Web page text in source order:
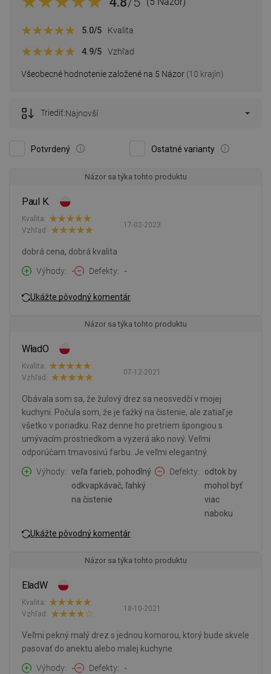
Všeobecné hodnotenie založené na 5 Názor (10 krajín)
5.0/5 Kvalita
4.9/5 Vzhľad
Potvrdený Ostatné varianty
Triediť:Najnovší
Názor sa týka tohto produktu
Paul K.
17-02-2023
Kvalita:
Vzhľad:
dobrá cena, dobrá kvalita
Výhody
- Defekty -
Ukážte pôvodný komentár
Názor sa týka tohto produktu
WładO
07-12-2021
Kvalita:
Vzhľad:
Obávala som sa, že žulový drez sa neosvedčí v mojej
kuchyni. Počula som, že je ťažký na čistenie, ale zatiaľ je
všetko v poriadku. Raz denne ho pretriem špongiou s
umývacím prostriedkom a vyzerá ako nový. Veľmi
odporúčam tmavosivú farbu. Je veľmi elegantný.
Výhody
veľa farieb, pohodlný
odkvapkávač, ľahký
na čistenie
Defekty
odtok by
mohol byť
viac
naboku
Ukážte pôvodný komentár
Názor sa týka tohto produktu
EladW
18-10-2021
Kvalita:
Vzhľad:
Veľmi pekný malý drez s jednou komorou, ktorý bude skvele
pasovať do anektu alebo malej kuchyne.
Výhody
- Defekty -